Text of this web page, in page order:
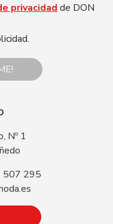
privacidad de DON
Nº 1
507 295